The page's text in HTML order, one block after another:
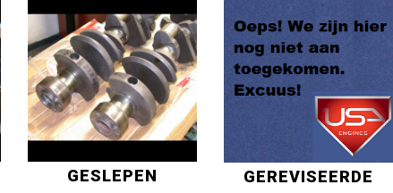
GESLEPEN
GEREVISEERDE